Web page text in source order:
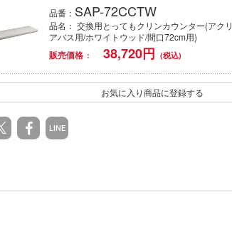
品番： SAP-72CCTW
品名： 交換用とってもクリンカウンター(アクリ
アバス用/ホワイトウッド/間口72cm用)
販売価格
38,720円
お気に入り商品に登録する
LINE